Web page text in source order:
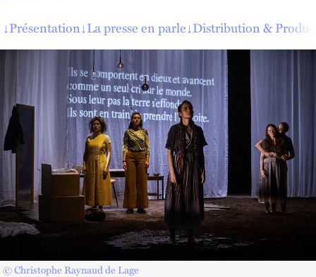
↓Présentation↓La presse en parle↓Distribution &
© Christophe Raynaud de Lage